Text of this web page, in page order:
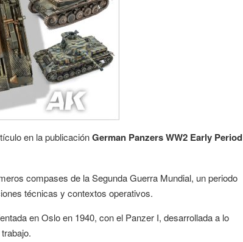
en la publicaciónGerman Panzers WW2 Early Period
compases de la Segunda Guerra Mundial, un periodo
técnicas y contextos operativos.
en Oslo en 1940, con el Panzer I, desarrollada a lo